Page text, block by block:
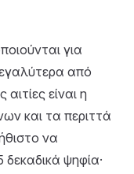
για
από
είναι η
και τα περιττά
να
ψηφία·